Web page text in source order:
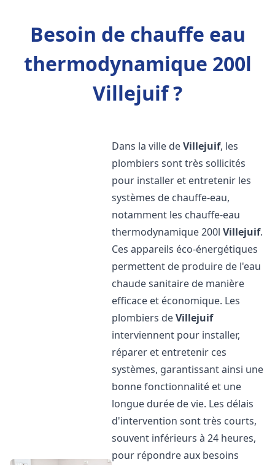
Besoin de chauffe eau
thermodynamique 200l
Villejuif ?
Dans la ville deVillejuif, les
plombiers sont très sollicités
pour installer et entretenir les
systèmes de chauffe-eau,
notamment les chauffe-eau
thermodynamique 200lVillejuif.
Ces appareils éco-énergétiques
permettent de produire de l'eau
chaude sanitaire de manière
efficace et économique. Les
plombiers deVillejuif
interviennent pour installer,
réparer et entretenir ces
systèmes, garantissant ainsi une
bonne fonctionnalité et une
longue durée de vie. Les délais
d'intervention sont très courts,
souvent inférieurs à 24 heures,
pour répondre aux besoins